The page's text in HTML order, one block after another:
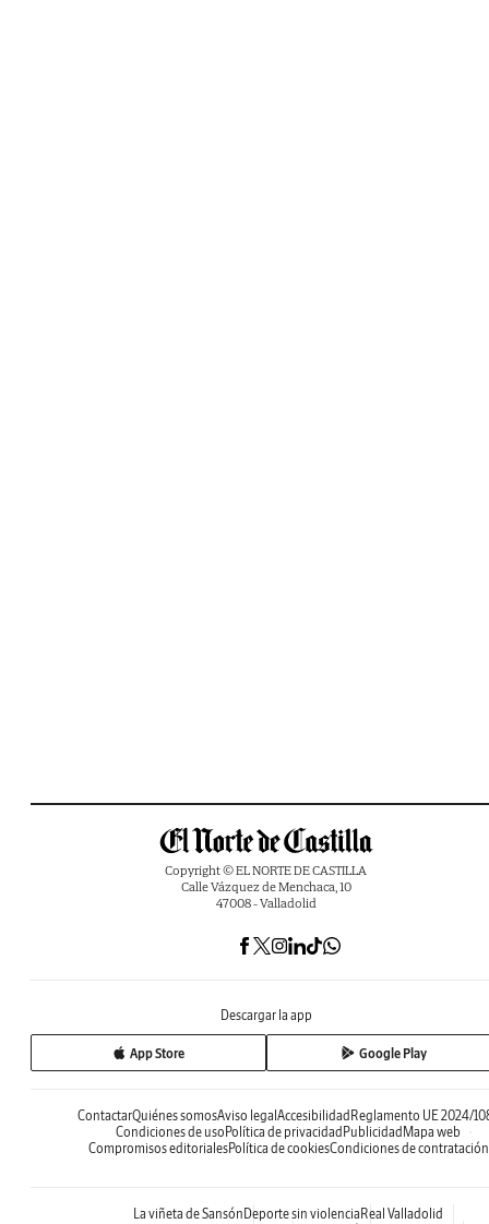
Copyright © EL NORTE DE CASTILLA
Calle Vázquez de Menchaca, 10
47008 - Valladolid
Descargar la app
App Store Google Play
ContactarQuiénes somosAviso legal Accesibilidad Reglamento UE 2024/
Condiciones de uso Política de privacidad Publicidad Mapa web
Compromisos editorialesPolítica de cookiesCondiciones de contratación
La viñeta de Sansón Deporte sin violencia Real Valladolid